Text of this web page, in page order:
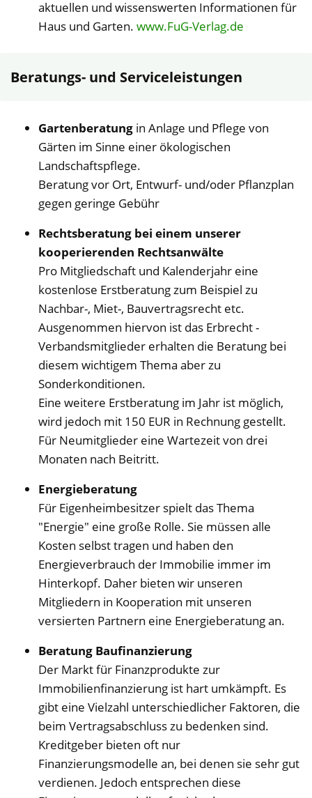
aktuellen und wissenswerten Informationen für
Haus und Garten. www.FuG-Verlag.de
Beratungs- und Serviceleistungen
Gartenberatung in Anlage und Pflege von
Gärten im Sinne einer ökologischen
Landschaftspflege.
Beratung vor Ort, Entwurf- und/oder Pflanzplan
gegen geringe Gebühr
Rechtsberatung bei einem unserer
kooperierenden Rechtsanwälte
Pro Mitgliedschaft und Kalenderjahr eine
kostenlose Erstberatung zum Beispiel zu
Nachbar-, Miet-, Bauvertragsrecht etc.
Ausgenommen hiervon ist das Erbrecht -
Verbandsmitglieder erhalten die Beratung bei
diesem wichtigem Thema aber zu
Sonderkonditionen.
Eine weitere Erstberatung im Jahr ist möglich,
wird jedoch mit 150 EUR in Rechnung gestellt.
Für Neumitglieder eine Wartezeit von drei
Monaten nach Beitritt.
Energieberatung
Für Eigenheimbesitzer spielt das Thema
"Energie" eine große Rolle. Sie müssen alle
Kosten selbst tragen und haben den
Energieverbrauch der Immobilie immer im
Hinterkopf. Daher bieten wir unseren
Mitgliedern in Kooperation mit unseren
versierten Partnern eine Energieberatung an.
Beratung Baufinanzierung
Der Markt für Finanzprodukte zur
Immobilienfinanzierung ist hart umkämpft. Es
gibt eine Vielzahl unterschiedlicher Faktoren, die
beim Vertragsabschluss zu bedenken sind.
Kreditgeber bieten oft nur
Finanzierungsmodelle an, bei denen sie sehr gut
verdienen. Jedoch entsprechen diese